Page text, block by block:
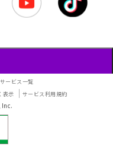
サービス一覧
表示 サービス利用規約
Inc.